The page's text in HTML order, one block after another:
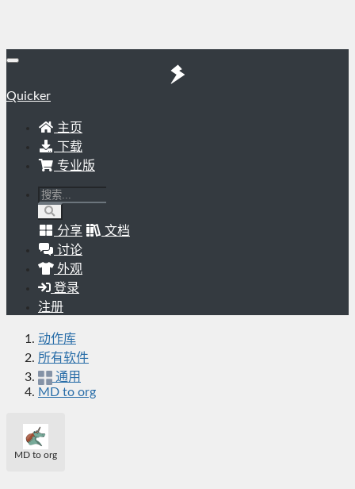
Quicker
主页
下载
专业版
分享
文档
讨论
外观
登录
注册
动作库
所有软件
通用
MD to org
MD to org